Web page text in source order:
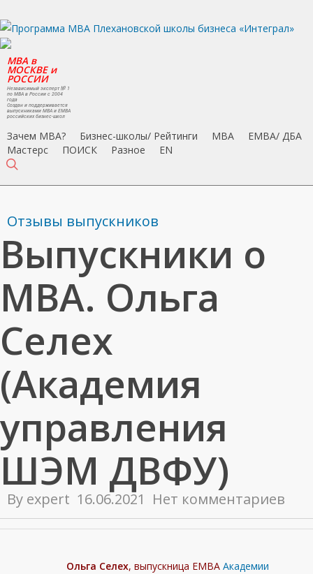
to
main
content
MBA в
МОСКВЕ и
РОССИИ
Независимый эксперт № 1
по MBA в России с 2004
года
Создан и поддерживается
выпускниками MBA и EMBA
российских бизнес-школ
Зачем MBA? Бизнес-школы/ Рейтинги MBA
EMBA/ ДБA
Мастерс
ПОИСК Разное EN
Отзывы выпускников
Выпускники о
МВА. Ольга
Селех
(Академия
управления
ШЭМ ДВФУ)
By expert 16.06.2021 Нет комментариев
Ольга Селех, выпускница EМВА Академии